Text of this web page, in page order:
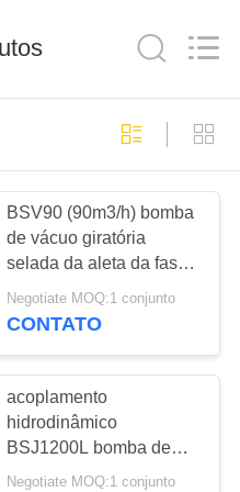
aleta
do
13
BSV90 (90m3/h) bomba
de vácuo giratória
selada da aleta da fase
óleo dobro para o
sistema da recuperação
Negotiate MOQ:1 conjunto
CONTATO
acoplamento
hidrodinâmico
BSJ1200L bomba de
vácuo de 4140 raizes do
Negotiate MOQ:1 conjunto